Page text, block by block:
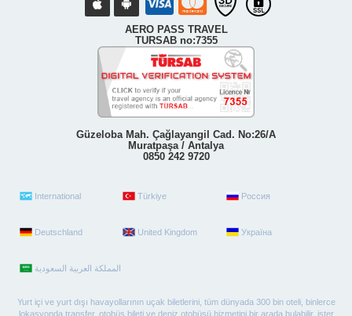
AERO PASS TRAVEL
TURSAB no:7355
Güzeloba Mah. Çağlayangil Cad. No:26/A
Muratpaşa / Antalya
0850 242 9720
International Türkiye Россия
Deutschland United Kingdom Україна
Yurt içi ve yurt dışı havayollarının uçak biletlerini, tüm dünyada 300 bin oteli, binlerce
lokasyonda transfer, otobüs bileti ve deniz otobüsü hizmetini bir arada bulabilir, ister